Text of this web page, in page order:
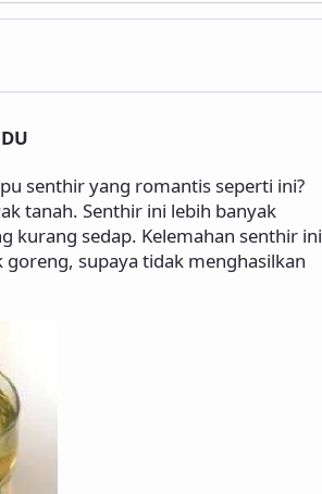
senthir yang romantis seperti ini?
tanah. Senthir ini lebih banyak
kurang sedap. Kelemahan senthir ini
supaya tidak menghasilkan